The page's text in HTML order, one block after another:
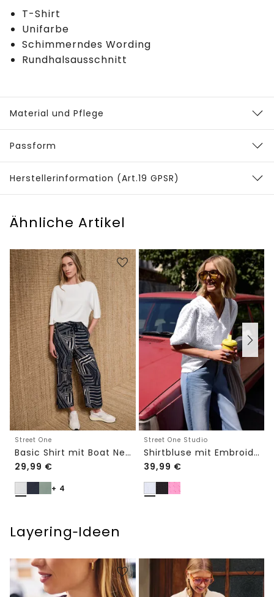
T-Shirt
Unifarbe
Schimmerndes Wording
Rundhalsausschnitt
Material und Pflege
Passform
Herstellerinformation (Art.19 GPSR)
Ähnliche Artikel
Street One
Basic Shirt mit Boat Neck und Elastikbund
29,99 €
+ 4
Street One Studio
Shirtbluse mit Embroidery-Front
39,99 €
Layering‑Ideen